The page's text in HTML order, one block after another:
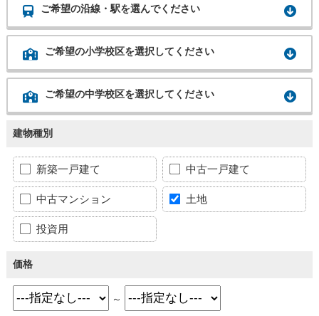
ご希望の沿線・駅を選んでください
ご希望の小学校区を選択してください
ご希望の中学校区を選択してください
建物種別
新築一戸建て 中古一戸建て
中古マンション 土地
投資用
価格
～